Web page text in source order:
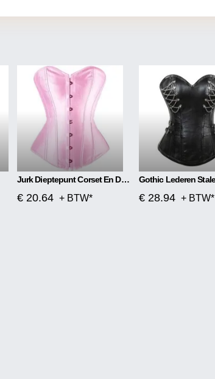
Jurk Dieptepunt Corset En Dunne Taille Corset
€ 20.64 + BTW* € 28.94 + BTW*